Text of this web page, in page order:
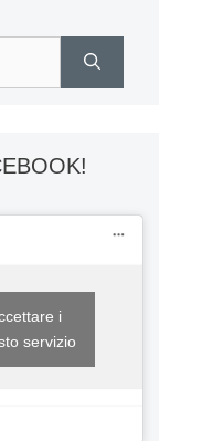
i
servizio